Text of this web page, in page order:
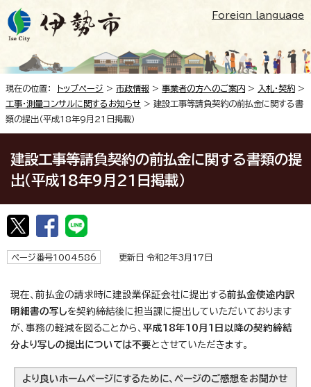
Foreign language
現在の位置： トップページ > 市政情報 > 事業者の方へのご案内 > 入札・契約 >
工事・測量コンサルに関するお知らせ > 建設工事等請負契約の前払金に関する書
類の提出（平成18年9月21日掲載）
建設工事等請負契約の前払金に関する書類の提
出（平成18年9月21日掲載）
ページ番号1004586 更新日 令和2年3月17日
現在、前払金の請求時に建設業保証会社に提出する前払金使途内訳
明細書の写しを契約締結後に担当課に提出していただいております
が、事務の軽減を図ることから、 平成18年10月1日以降の契約締結
分より写しの提出については不要とさせていただきます。
より良いホームページにするために、ページのご感想をお聞かせ